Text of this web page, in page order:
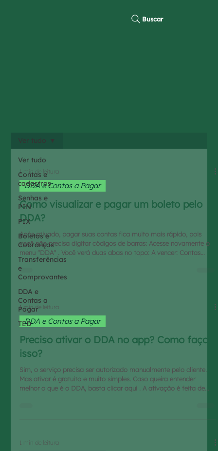
Buscar
Ver tudo
Contas e
cadastros
Senhas e
PIN
PIX
Boletos e
Cobranças
Transferências
e
Comprovantes
DDA e
Contas a
Pagar
TED
Ver tudo
1 min de leitura
DDA e Contas a Pagar
Como visualizar e pagar um boleto pelo
DDA?
Após ativado, pagar suas contas fica muito mais rápido, pois
você não precisa digitar códigos de barras: Acesse novamente o
menu "DDA" . Você verá duas abas no topo: A vencer: Contas
futuras ou do dia. Vencido: Contas que já passaram do prazo.
Selecione o boleto que deseja quitar na lista. Confira os detalhes
na tela "Revisar pagamento" (Valor, descontos, multas e
beneficiário). Estando tudo certo, clique em "Pagar boleto" e
confirme com sua senha. É prático, seguro e ev
1 min de leitura
DDA e Contas a Pagar
Preciso ativar o DDA no app? Como faço
isso?
Sim, o serviço precisa ser autorizado manualmente pelo cliente.
Mas ativar é gratuito e muito simples. Caso queira entender
melhor o que é o DDA, basta clicar aqui . A ativação é feita de
1 min de leitura